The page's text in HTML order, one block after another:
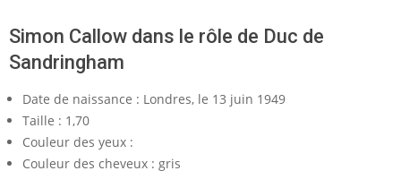
Simon Callow dans le rôle de Duc de
Sandringham
Date de naissance : Londres, le 13 juin 1949
Taille : 1,70
Couleur des yeux :
Couleur des cheveux : gris